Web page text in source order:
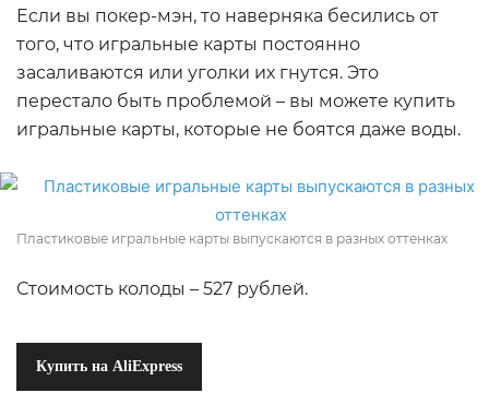
Если вы покер-мэн, то наверняка бесились от
того, что игральные карты постоянно
засаливаются или уголки их гнутся. Это
перестало быть проблемой – вы можете купить
игральные карты, которые не боятся даже воды.
Пластиковые игральные карты выпускаются в разных оттенках
Стоимость колоды – 527 рублей.
Купить на AliExpress